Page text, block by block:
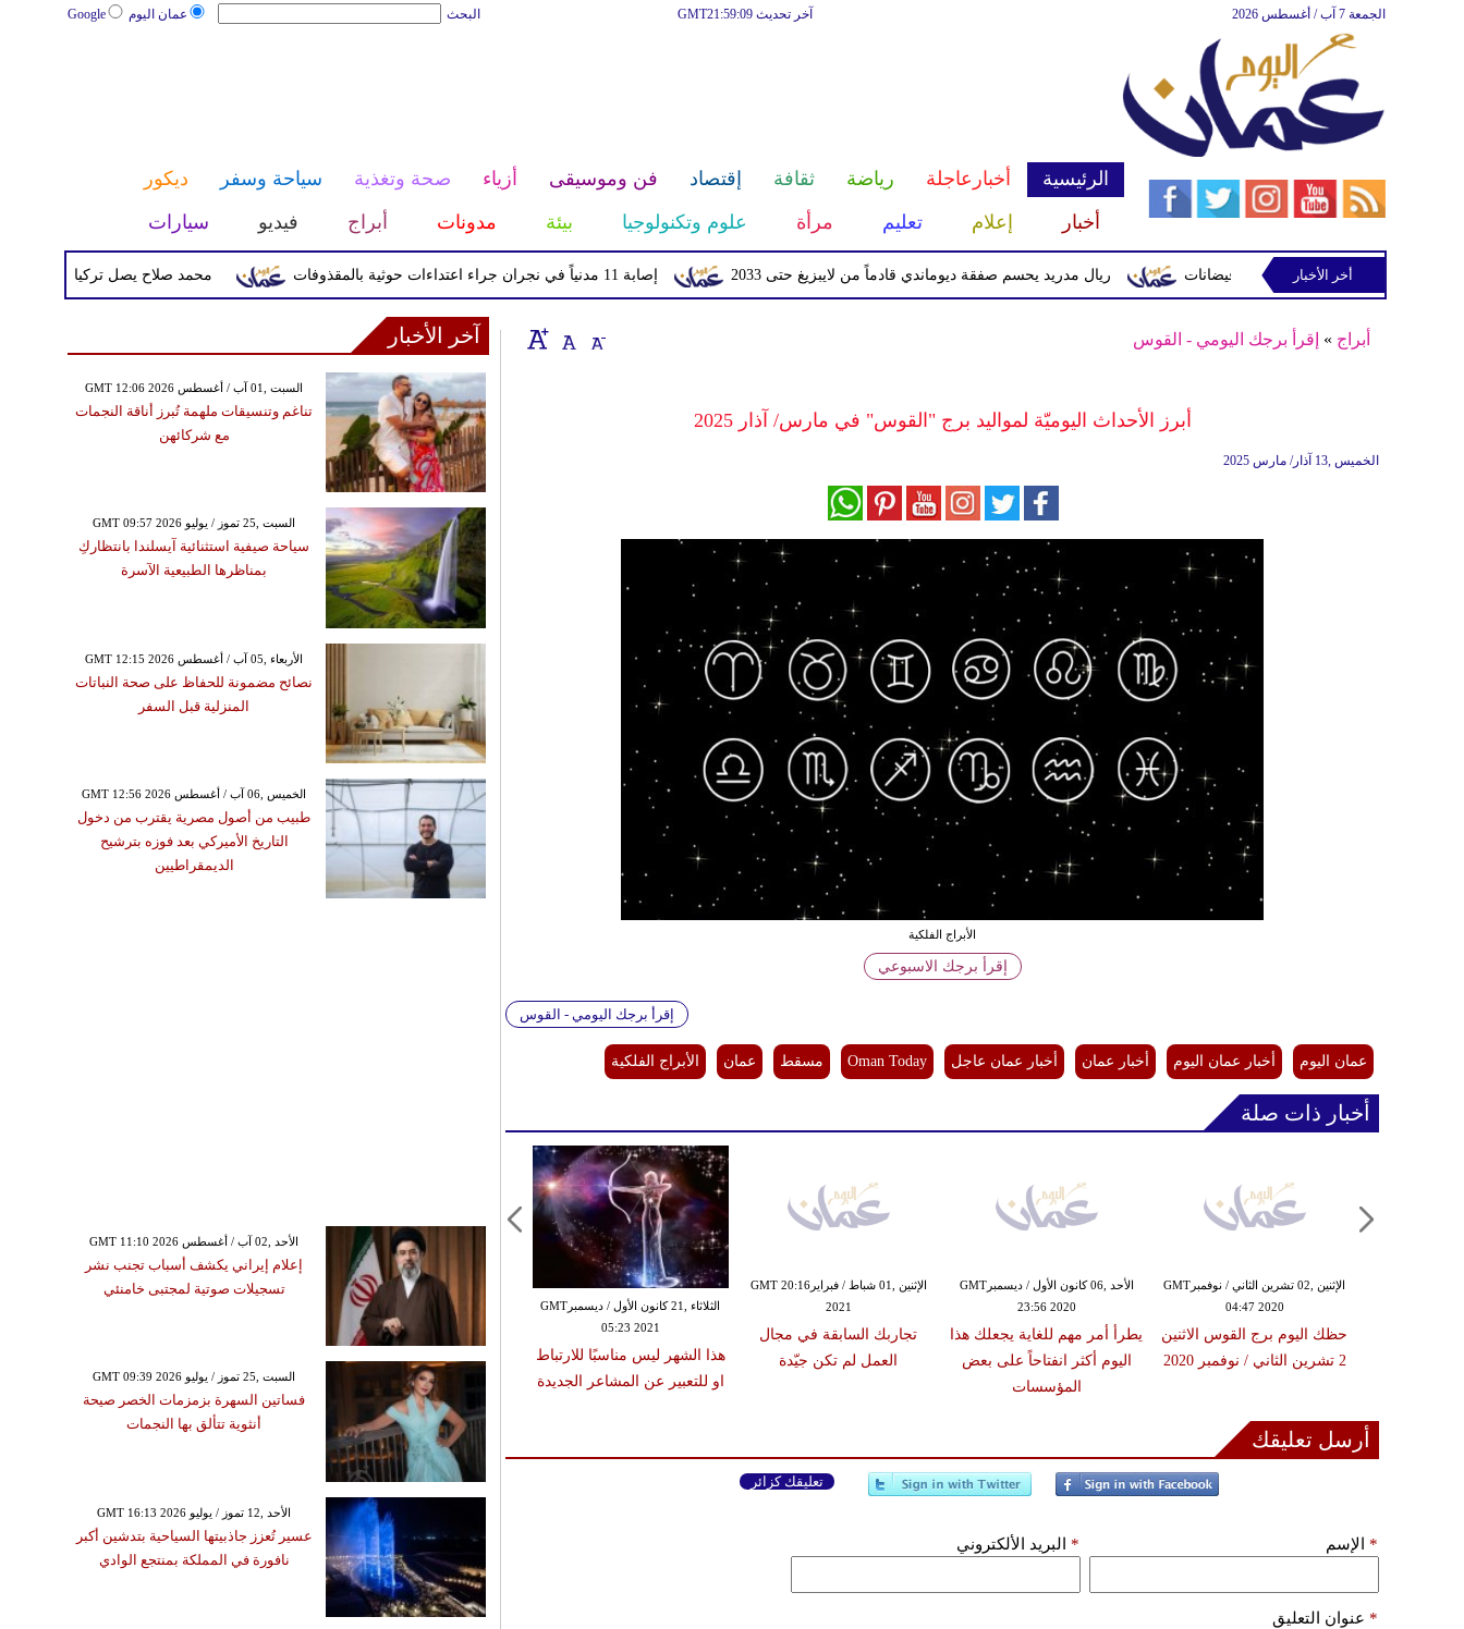
عمان اليوم Google البحث آخر تحديث GMT21:59:09 الجمعة 7 آب / أغسطس 2026
الرئيسية أخبارعاجلة رياضة ثقافة إقتصاد فن وموسيقى أزياء صحة وتغذية سياحة وسفر
ديكور
أخبار
إعلام تعليم مرأة علوم وتكنولوجيا بيئة مدونات أبراج فيديو سيارات
محمد صلاح يصل تركيا الأربعاء لإتمام إصابة 11 مدنياً في نجران جراء اعتداءات حوثية بالمقذوفات ريال مدريد يحسم صفقة ديوماندي قادماً من لايبزيغ حتى 2033 من أمطار غزيرة وفيضانات
أخر الأخبار
أبراج » إقرأ برجك اليومي - القوس
أبرز الأحداث اليوميّة لمواليد برج "القوس" في مارس/ آذار 2025
الخميس ,13 آذار/ مارس 2025
الأبراج الفلكية
إقرأ برجك الاسبوعي
إقرأ برجك اليومي - القوس
عمان اليوم أخبار عمان اليوم أخبار عمان أخبار عمان عاجل Oman Today مسقط عمان الأبراج الفلكية
أخبار ذات صلة
الثلاثاء ,21 كانون الأول / ديسمبرGMT
05:23 2021
هذا الشهر ليس مناسبًا للارتباط
او للتعبير عن المشاعر الجديدة
الإثنين ,01 شباط / فبرايرGMT 20:16
2021
تجاربك السابقة في مجال
العمل لم تكن جيّدة
الأحد ,06 كانون الأول / ديسمبرGMT
23:56 2020
يطرأ أمر مهم للغاية يجعلك هذا
اليوم أكثر انفتاحاً على بعض
المؤسسات
الإثنين ,02 تشرين الثاني / نوفمبرGMT
04:47 2020
حظك اليوم برج القوس الاثنين
2 تشرين الثاني / نوفمبر 2020
أرسل تعليقك
تعليقك كزائر
الإسم * البريد الألكتروني *
عنوان التعليق *
آخر الأخبار
GMT 12:06 2026 السبت ,01 آب / أغسطس
تناغم وتنسيقات ملهمة تُبرز أناقة النجمات
مع شركائهن
GMT 09:57 2026 السبت ,25 تموز / يوليو
سياحة صيفية استثنائية آيسلندا بانتظاركِ
بمناظرها الطبيعية الآسرة
GMT 12:15 2026 الأربعاء ,05 آب / أغسطس
نصائح مضمونة للحفاظ على صحة النباتات
المنزلية قبل السفر
GMT 12:56 2026 الخميس ,06 آب / أغسطس
طبيب من أصول مصرية يقترب من دخول
التاريخ الأميركي بعد فوزه بترشيح
الديمقراطيين
GMT 11:10 2026 الأحد ,02 آب / أغسطس
إعلام إيراني يكشف أسباب تجنب نشر
تسجيلات صوتية لمجتبى خامنئي
GMT 09:39 2026 السبت ,25 تموز / يوليو
فساتين السهرة بزمزمات الخصر صيحة
أنثوية تتألق بها النجمات
GMT 16:13 2026 الأحد ,12 تموز / يوليو
عسير تُعزز جاذبيتها السياحية بتدشين أكبر
نافورة في المملكة بمنتجع الوادي